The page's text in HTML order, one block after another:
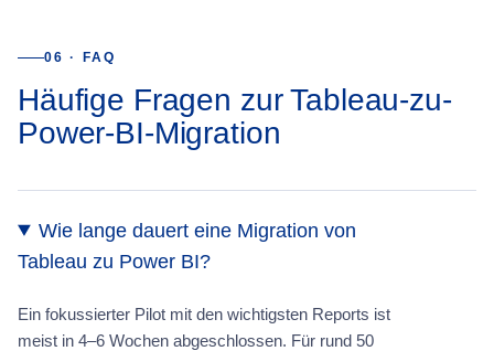
06 · FAQ
Häufige Fragen zur Tableau-zu-
Power-BI-Migration
Wie lange dauert eine Migration von
Tableau zu Power BI?
Ein fokussierter Pilot mit den wichtigsten Reports ist
meist in 4–6 Wochen abgeschlossen. Für rund 50